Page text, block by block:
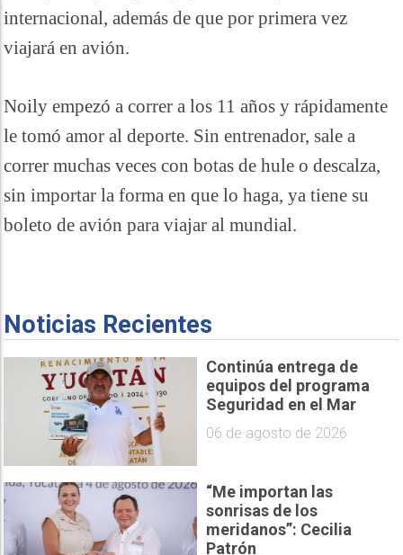
internacional, además de que por primera vez
viajará en avión.
Noily empezó a correr a los 11 años y rápidamente
le tomó amor al deporte. Sin entrenador, sale a
correr muchas veces con botas de hule o descalza,
sin importar la forma en que lo haga, ya tiene su
boleto de avión para viajar al mundial.
Noticias Recientes
Continúa entrega de
equipos del programa
Seguridad en el Mar
06 de agosto de 2026
“Me importan las
sonrisas de los
meridanos”: Cecilia
Patrón